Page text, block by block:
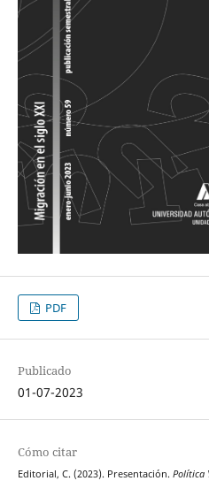
PDF
Publicado
01-07-2023
Cómo citar
Editorial, C. (2023). Presentación. Política